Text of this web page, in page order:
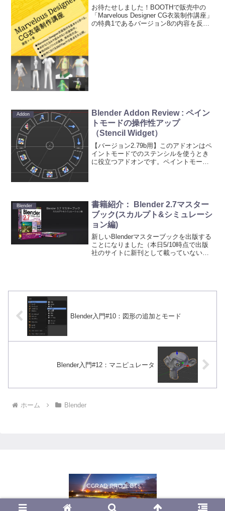
お待たせしました！BOOTHで販売中の
「Marvelous Designer CG衣装制作講座」
の特典1であるバージョン8の内容を反映
Addon
Blender Addon Review : ペイン
トモードの操作性アップ
（Stencil Widget）
【バージョン2.79b用】このアドオンはペ
イントモードでのステンシルを使うとき
に役立つアドオンです。ペイントモード
Blender
書籍紹介： Blender 2.7マスター
ブック(スカルプト&シミュレーシ
ョン編)
新しいBlenderマスターブックを出版する
ことになりました（本日5/10時点で出版
社のサイトに新刊として載っていないの
Blender入門#10：図形の追加とモード
Blender入門#12：マニピュレータ
ホーム Blender
© 2013 CGrad Project.